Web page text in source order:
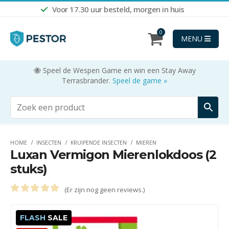
Voor 17.30 uur besteld, morgen in huis
0
MENU
🐝 Speel de Wespen Game en win een Stay Away
Terrasbrander. Speel de game »
HOME INSECTEN KRUIPENDE INSECTEN MIEREN
Luxan Vermigon Mierenlokdoos (2
stuks)
(Er zijn nog geen reviews.)
FLASH SALE